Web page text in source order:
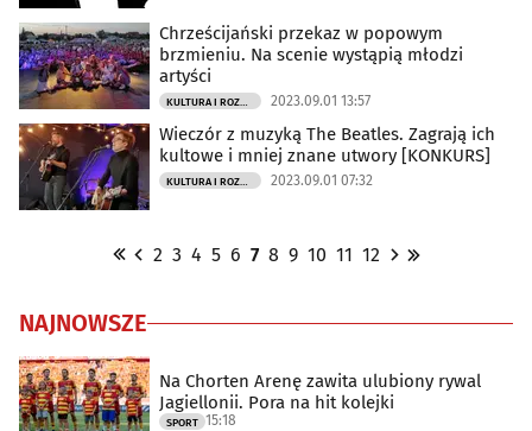
Chrześcijański przekaz w popowym
brzmieniu. Na scenie wystąpią młodzi
artyści
KULTURA I ROZRYWKA 2023.09.01 13:57
Wieczór z muzyką The Beatles. Zagrają ich
kultowe i mniej znane utwory [KONKURS]
KULTURA I ROZRYWKA 2023.09.01 07:32
2 3 4 5 6 7 8 9 10 11 12
NAJNOWSZE
Na Chorten Arenę zawita ulubiony rywal
Jagiellonii. Pora na hit kolejki
SPORT 15:18